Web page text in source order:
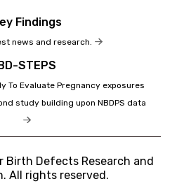
Findings
news and research.
STEPS
To Evaluate Pregnancy exposures
study building upon NBDPS data
Defects Research and
All rights reserved.